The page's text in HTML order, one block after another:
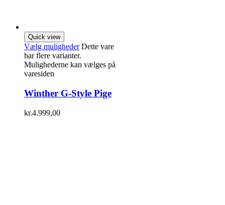
Quick view
Vælg muligheder Dette vare
har flere varianter.
Mulighederne kan vælges på
varesiden
Winther G-Style Pige
kr.4.999,00